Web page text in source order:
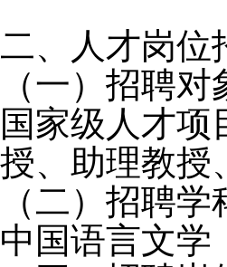
二、人才岗位
（一）招聘对
国家级人才
授、助理教授
（二）招聘学
中国语言文学